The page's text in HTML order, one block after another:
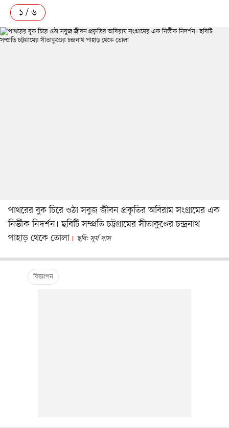
১ / ৬
পাথরের বুক চিরে ওঠা সবুজ জীবন প্রকৃতির অবিরাম সংগ্রামের এক
নির্ভীক নিদর্শন। ছবিটি সম্প্রতি চট্টগ্রামের সীতাকুণ্ডের চন্দ্রনাথ
পাহাড় থেকে তোলা
ছবি: সূর্য দাস